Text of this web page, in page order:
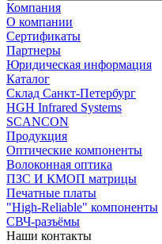
Компания
О компании
Сертификаты
Партнеры
Юридическая информация
Каталог
Cклад Санкт-Петербург
HGH Infrared Systems
SCANCON
Продукция
Оптические компоненты
Волоконная оптика
ПЗС И КМОП матрицы
Печатные платы
"High-Reliable" компоненты
СВЧ-разъёмы
Наши контакты